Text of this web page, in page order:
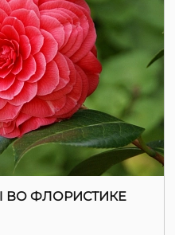
ВО ФЛОРИСТИКЕ